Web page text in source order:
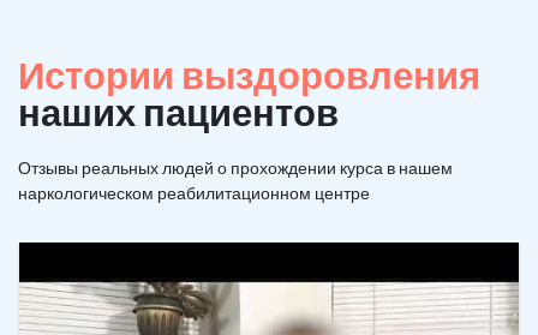
Истории выздоровления
наших пациентов
Отзывы реальных людей о прохождении курса в нашем
наркологическом реабилитационном центре